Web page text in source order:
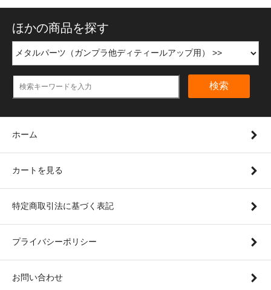
ほかの商品を探す
検索
ホーム
カートを見る
特定商取引法に基づく表記
プライバシーポリシー
お問い合わせ